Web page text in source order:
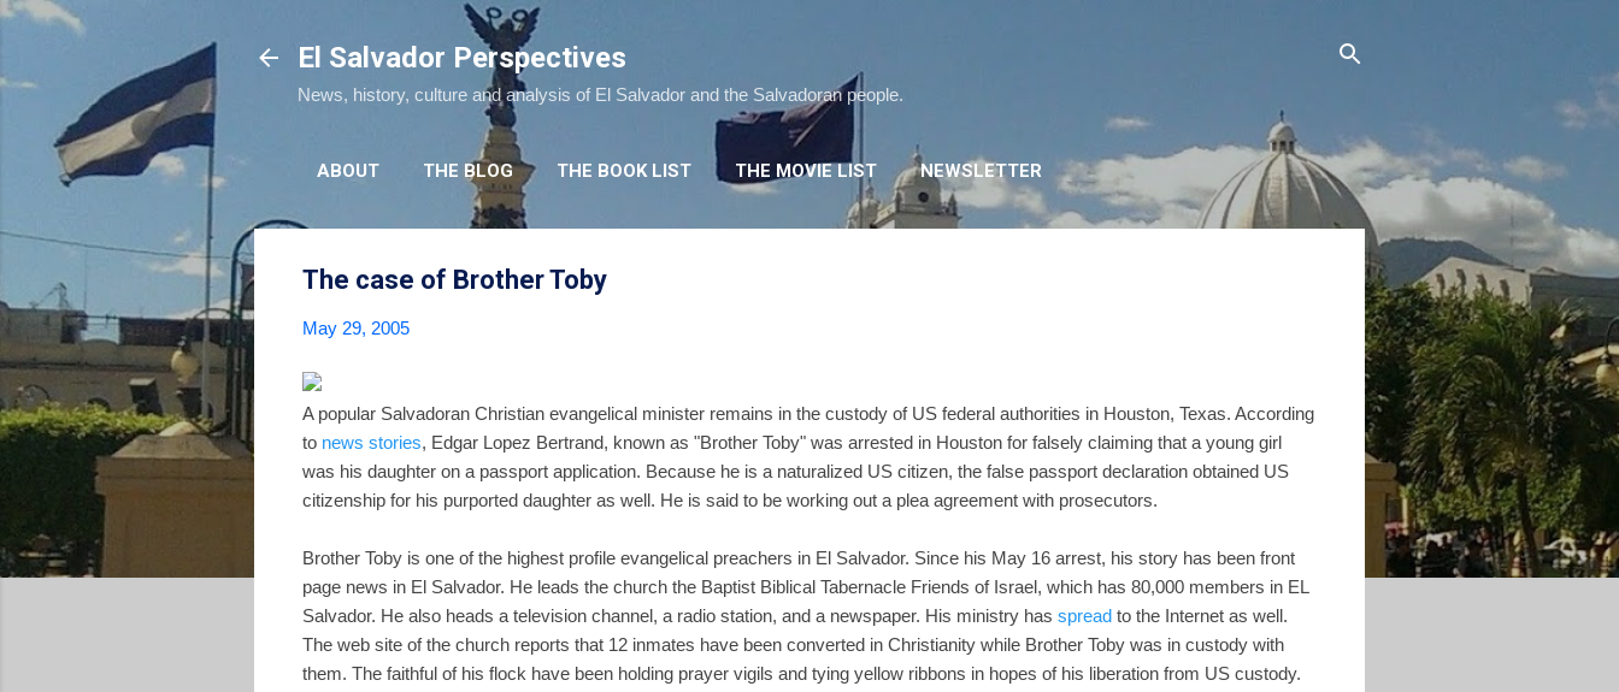
El Salvador Perspectives
News, history, culture and analysis of El Salvador and the Salvadoran people.
ABOUT THE BLOG THE BOOK LIST THE MOVIE LIST NEWSLETTER
The case of Brother Toby
May 29, 2005
A popular Salvadoran Christian evangelical minister remains in the custody of US federal authorities in Houston, Texas. According
to news stories, Edgar Lopez Bertrand, known as "Brother Toby" was arrested in Houston for falsely claiming that a young girl
was his daughter on a passport application. Because he is a naturalized US citizen, the false passport declaration obtained US
citizenship for his purported daughter as well. He is said to be working out a plea agreement with prosecutors.
Brother Toby is one of the highest profile evangelical preachers in El Salvador. Since his May 16 arrest, his story has been front
page news in El Salvador. He leads the church the Baptist Biblical Tabernacle Friends of Israel, which has 80,000 members in EL
Salvador. He also heads a television channel, a radio station, and a newspaper. His ministry has spread to the Internet as well.
The web site of the church reports that 12 inmates have been converted in Christianity while Brother Toby was in custody with
them. The faithful of his flock have been holding prayer vigils and tying yellow ribbons in hopes of his liberation from US custody.